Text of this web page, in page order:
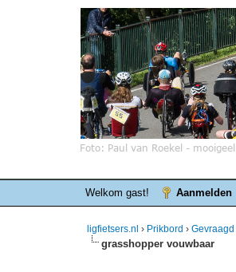
Welkom gast! Aanmelden
ligfietsers.nl › Prikbord ›Gevraagd
grasshopper vouwbaar